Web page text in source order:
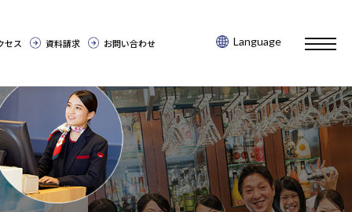
toggle
セス 資料請求 お問い合わせ Language